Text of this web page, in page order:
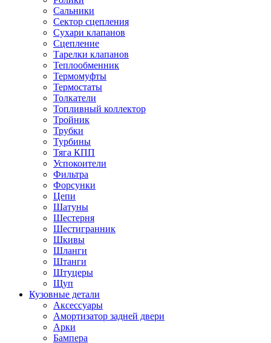
Сальники
Сектор сцепления
Сухари клапанов
Сцепление
Тарелки клапанов
Теплообменник
Термомуфты
Термостаты
Толкатели
Топливный коллектор
Тройник
Трубки
Турбины
Тяга КПП
Успокоители
Фильтра
Форсунки
Цепи
Шатуны
Шестерня
Шестигранник
Шкивы
Шланги
Штанги
Штуцеры
Щуп
Кузовные детали
Аксессуары
Амортизатор задней двери
Арки
Бампера